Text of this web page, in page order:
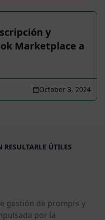
y
Marketplace a
October 3, 2024
RESULTARLE ÚTILES
gestión de prompts y
por la